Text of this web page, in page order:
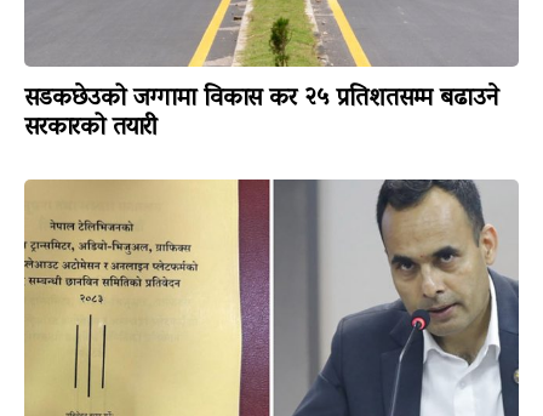
सडकछेउको जग्गामा विकास कर २५ प्रतिशतसम्म बढाउने
सरकारको तयारी